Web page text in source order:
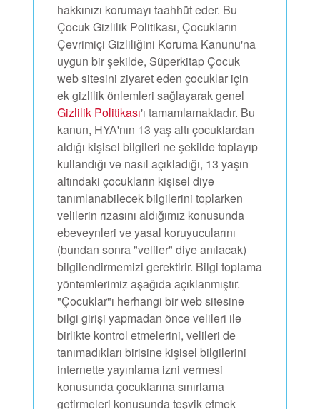
Çocuk Kutsal Kitap
hakkınızı korumayı taahhüt eder. Bu
Çocuk Gizlilik Politikası, Çocukların
Çevrimiçi Gizliliğini Koruma Kanunu'na
uygun bir şekilde, Süperkitap Çocuk
web sitesini ziyaret eden çocuklar için
ek gizlilik önlemleri sağlayarak genel
Gizlilik Politikası'ı tamamlamaktadır. Bu
kanun, HYA'nın 13 yaş altı çocuklardan
aldığı kişisel bilgileri ne şekilde toplayıp
kullandığı ve nasıl açıkladığı, 13 yaşın
altındaki çocukların kişisel diye
tanımlanabilecek bilgilerini toplarken
velilerin rızasını aldığımız konusunda
ebeveynleri ve yasal koruyucularını
(bundan sonra "veliler" diye anılacak)
bilgilendirmemizi gerektirir. Bilgi toplama
yöntemlerimiz aşağıda açıklanmıştır.
"Çocuklar"ı herhangi bir web sitesine
bilgi girişi yapmadan önce velileri ile
birlikte kontrol etmelerini, velileri de
tanımadıkları birisine kişisel bilgilerini
internette yayınlama izni vermesi
konusunda çocuklarına sınırlama
getirmeleri konusunda teşvik etmek